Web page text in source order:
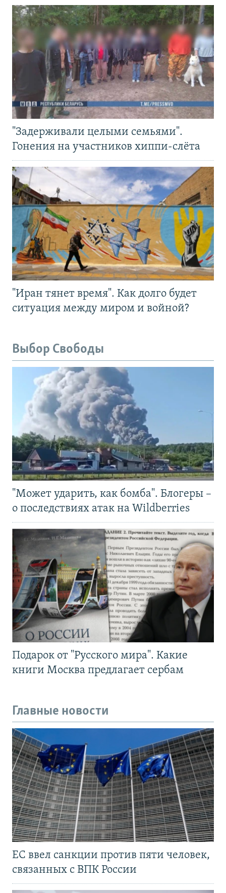
"Задерживали целыми семьями".
Гонения на участников хиппи-слёта
"Иран тянет время". Как долго будет
ситуация между миром и войной?
Выбор Свободы
"Может ударить, как бомба". Блогеры –
о последствиях атак на Wildberries
Подарок от "Русского мира". Какие
книги Москва предлагает сербам
Главные новости
ЕС ввел санкции против пяти человек,
связанных с ВПК России